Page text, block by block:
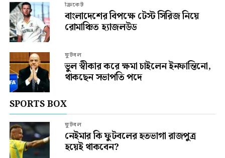
ক্রিকেট
বাংলাদেশের বিপক্ষে টেস্ট সিরিজ নিয়ে
রোমাঞ্চিত হ্যাজলউড
ফুটবল
ভুল স্বীকার করে ক্ষমা চাইলেন ইনফান্তিনো,
থাকছেন সভাপতি পদে
SPORTS BOX
ফুটবল
নেইমার কি ফুটবলের হতভাগা রাজপুত্র
হয়েই থাকবেন?